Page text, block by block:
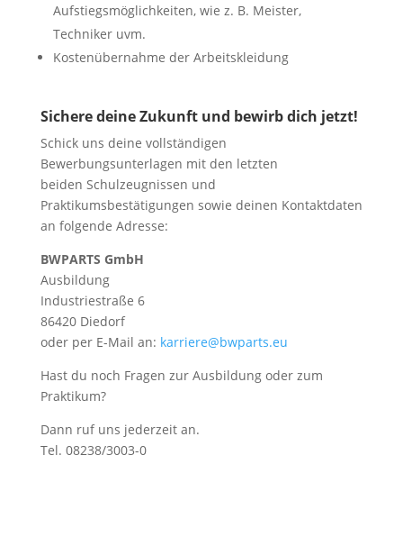
Aufstiegsmöglichkeiten, wie z. B. Meister,
Techniker uvm.
Kostenübernahme der Arbeitskleidung
Sichere deine Zukunft und bewirb dich jetzt!
Schick uns deine vollständigen
Bewerbungsunterlagen mit den letzten
beiden Schulzeugnissen und
Praktikumsbestätigungen sowie deinen Kontaktdaten
an folgende Adresse:
BWPARTS GmbH
Ausbildung
Industriestraße 6
86420 Diedorf
oder per E-Mail an: karriere@bwparts.eu
Hast du noch Fragen zur Ausbildung oder zum
Praktikum?
Dann ruf uns jederzeit an.
Tel. 08238/3003-0